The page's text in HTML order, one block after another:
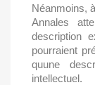
Néanmoins,
Annales
description
pourraient
quune
intellectuel.